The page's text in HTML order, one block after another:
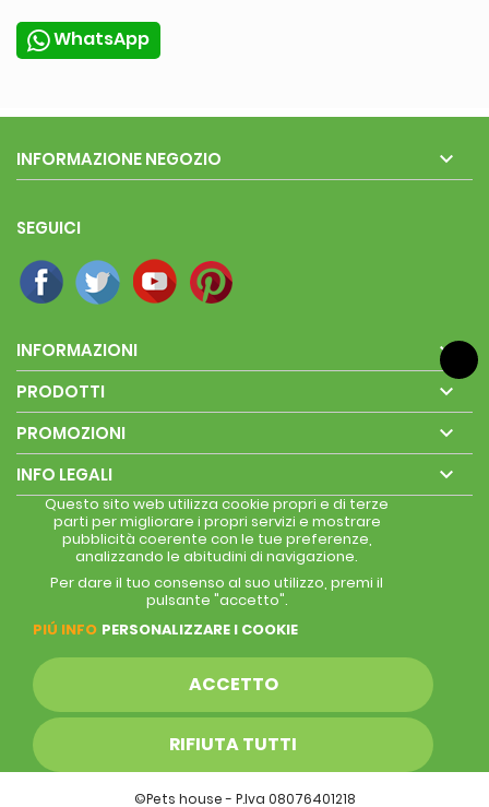
WhatsApp
INFORMAZIONE NEGOZIO 
SEGUICI
INFORMAZIONI 
PRODOTTI 
PROMOZIONI 
INFO LEGALI 
Questo sito web utilizza cookie propri e di terze
parti per migliorare i propri servizi e mostrare
pubblicità coerente con le tue preferenze,
analizzando le abitudini di navigazione.
Per dare il tuo consenso al suo utilizzo, premi il
pulsante "accetto".
PIÚ INFO PERSONALIZZARE I COOKIE
RIFIUTA TUTTI
ACCETTO
©Pets house - P.Iva 08076401218